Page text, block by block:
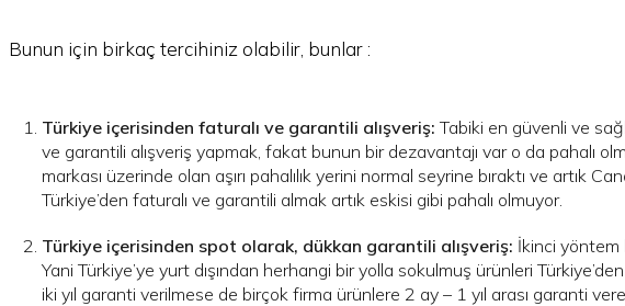
Bunun için birkaç tercihiniz olabilir, bunlar:
Türkiye içerisinden faturalı ve garantili alışveriş: Tabiki en güvenli ve
ve garantili alışveriş yapmak, fakat bunun bir dezavantajı var o da pahalı
markası üzerinde olan aşırı pahalılık yerini normal seyrine bıraktı ve artık
Türkiye’den faturalı ve garantili almak artık eskisi gibi pahalı olmuyor.
Türkiye içerisinden spot olarak, dükkan garantili alışveriş: İkinci yöntem
Yani Türkiye’ye yurt dışından herhangi bir yolla sokulmuş ürünleri
iki yıl garanti verilmese de birçok firma ürünlere 2 ay – 1 yıl arası garanti